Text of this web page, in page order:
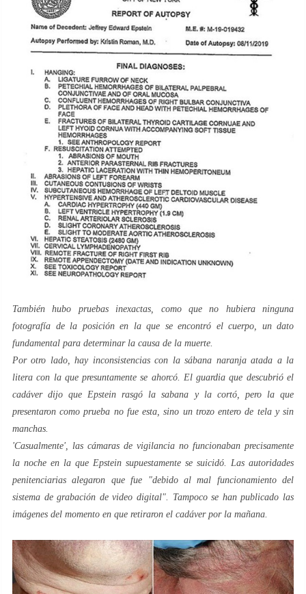
También hubo pruebas inexactas, como que no hubiera ninguna
fotografía de la posición en la que se encontró el cuerpo, un dato
fundamental para determinar la causa de la muerte.
Por otro lado, hay inconsistencias con la sábana naranja atada a la
litera con la que presuntamente se ahorcó. El guardia que descubrió el
cadáver dijo que Epstein rasgó la sabana y la cortó, pero la que
presentaron como prueba no fue esta, sino un trozo entero de tela y sin
manchas.
'Casualmente', las cámaras de vigilancia no funcionaban precisamente
la noche en la que Epstein supuestamente se suicidó. Las autoridades
penitenciarias alegaron que fue "debido al mal funcionamiento del
sistema de grabación de video digital". Tampoco se han publicado las
imágenes del momento en que retiraron el cadáver por la mañana.